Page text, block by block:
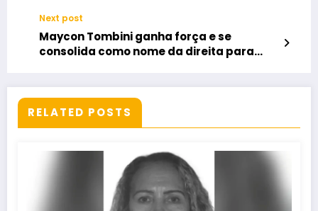
Next post
Maycon Tombini ganha força e se
consolida como nome da direita para
RELATED POSTS